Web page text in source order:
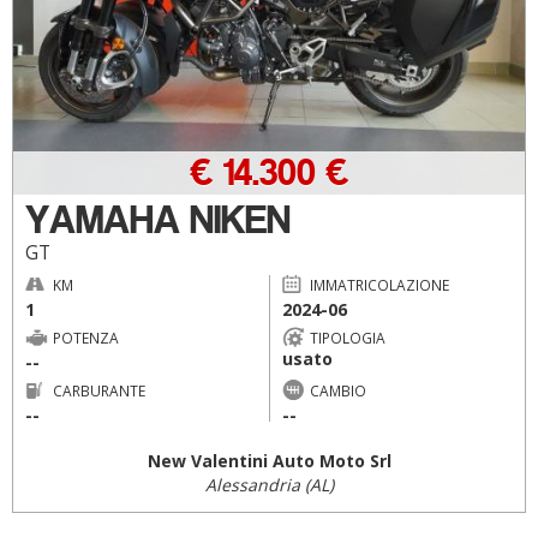
YAMAHA NIKEN
GT
€ 14.300 €
KM
1
IMMATRICOLAZIONE
2024-06
POTENZA
--
TIPOLOGIA
usato
CARBURANTE
--
CAMBIO
--
New Valentini Auto Moto Srl
Alessandria (AL)